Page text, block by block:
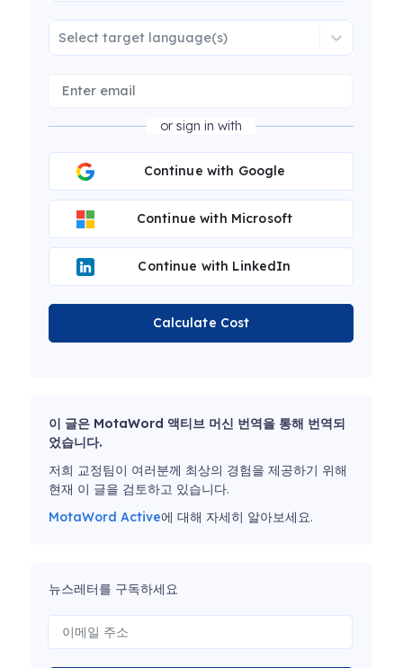
Select target language(s)
or sign in with
Continue with Google
Continue with Microsoft
Continue with LinkedIn
Calculate Cost
이 글은 MotaWord 액티브 머신 번역을 통해 번역되
었습니다.
저희 교정팀이 여러분께 최상의 경험을 제공하기 위해
현재 이 글을 검토하고 있습니다.
MotaWord Active에 대해 자세히 알아보세요.
뉴스레터를 구독하세요